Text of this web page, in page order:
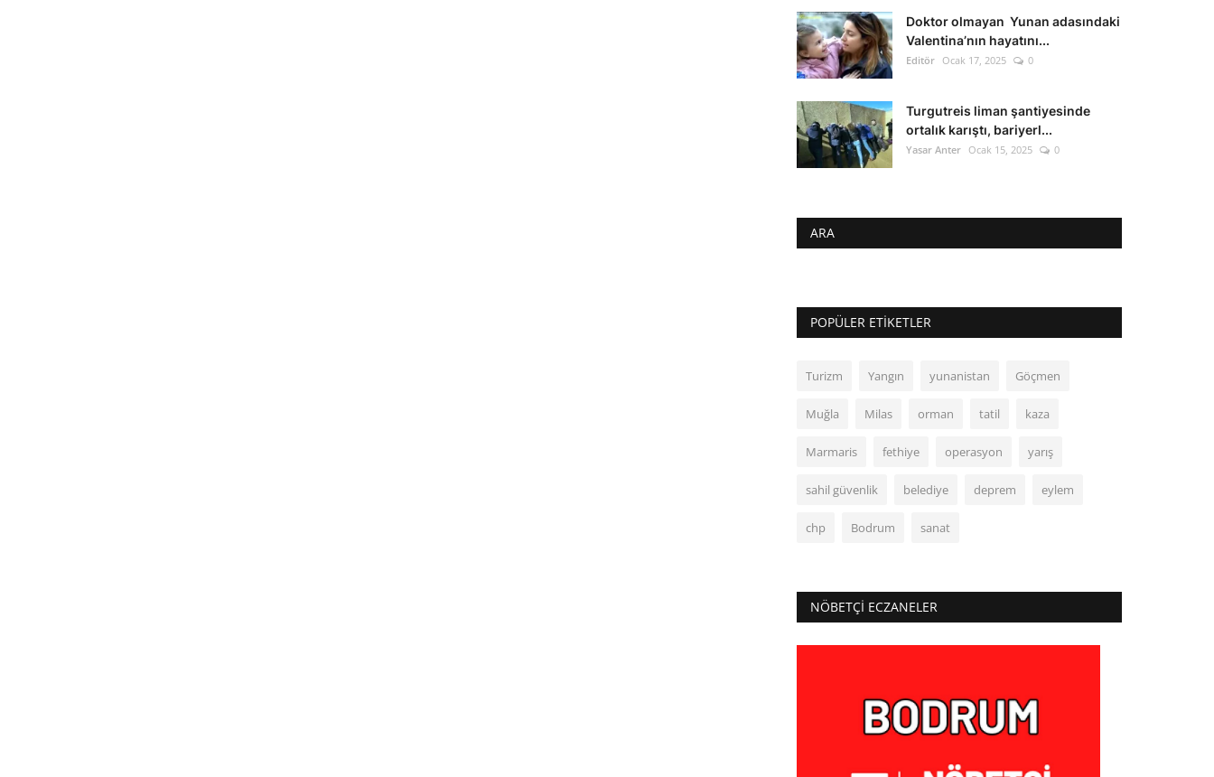
Doktor olmayan Yunan adasındaki
Valentina’nın hayatını...
Editör Ocak 17, 2025 0
Turgutreis liman şantiyesinde
ortalık karıştı, bariyerl...
Yasar Anter Ocak 15, 2025 0
ARA
POPÜLER ETIKETLER
Turizm Yangın yunanistan Göçmen
Muğla Milas orman tatil kaza
Marmaris fethiye operasyon yarış
sahil güvenlik belediye deprem eylem
chp Bodrum sanat
NÖBETÇI ECZANELER